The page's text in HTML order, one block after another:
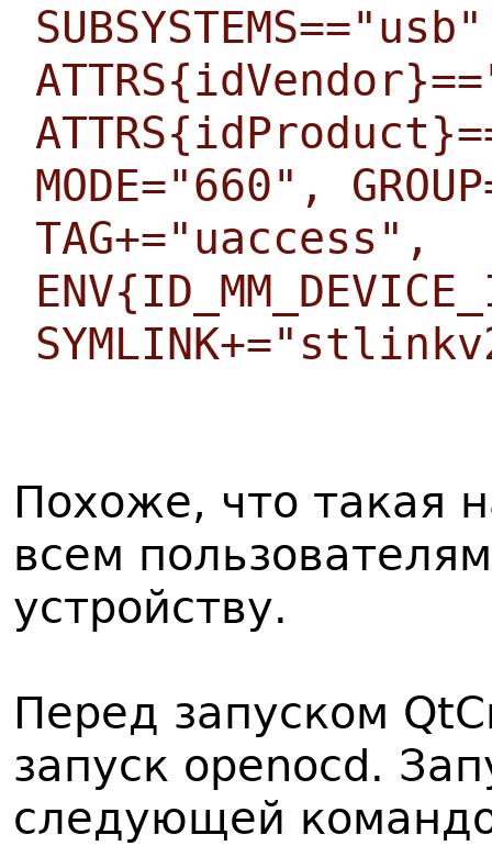
MODE="660",
TAG+="uaccess",
Похоже, что такая
всем
устройству.
Перед запуском
запуск openocd.
следующей